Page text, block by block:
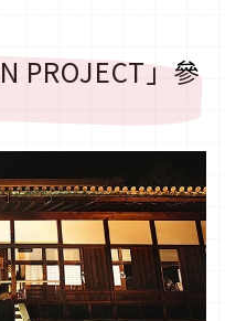
PROJECT」參